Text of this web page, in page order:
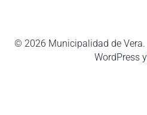
© 2026 Municipalidad de Vera.
WordPress y